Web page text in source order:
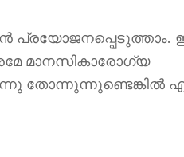
മാനസികാരോഗ്യ
തോന്നുന്നുണ്ടെങ്കിൽ